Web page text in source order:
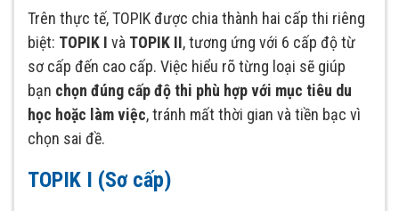
Trên thực tế, TOPIK được chia thành hai cấp thi riêng
biệt: TOPIK I và TOPIK II, tương ứng với 6 cấp độ từ
sơ cấp đến cao cấp. Việc hiểu rõ từng loại sẽ giúp
bạn chọn đúng cấp độ thi phù hợp với mục tiêu du
học hoặc làm việc, tránh mất thời gian và tiền bạc vì
chọn sai đề.
TOPIK I (Sơ cấp)